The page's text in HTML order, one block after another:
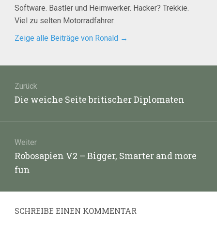
Software. Bastler und Heimwerker. Hacker? Trekkie.
Viel zu selten Motorradfahrer.
Zeige alle Beiträge von Ronald →
Zurück
Vorheriger
Die weiche Seite britischer Diplomaten
Weiter
Nächster
Beitrag:
Robosapien V2 – Bigger, Smarter and more
fun
SCHREIBE EINEN KOMMENTAR